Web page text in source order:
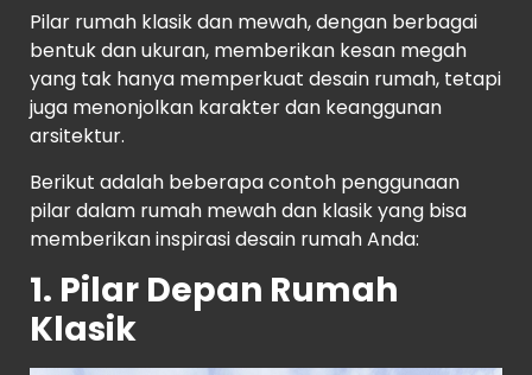
Pilar rumah klasik dan mewah, dengan berbagai
bentuk dan ukuran, memberikan kesan megah
yang tak hanya memperkuat desain rumah, tetapi
juga menonjolkan karakter dan keanggunan
arsitektur.
Berikut adalah beberapa contoh penggunaan
pilar dalam rumah mewah dan klasik yang bisa
memberikan inspirasi desain rumah Anda:
1. Pilar Depan Rumah
Klasik